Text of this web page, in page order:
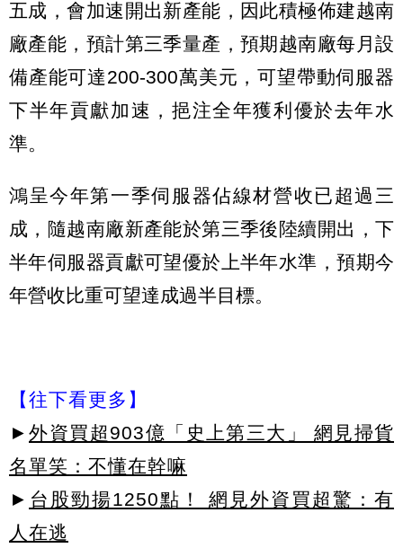
五成，會加速開出新產能，因此積極佈建越南
廠產能，預計第三季量產，預期越南廠每月設
備產能可達200-300萬美元，可望帶動伺服器
下半年貢獻加速，挹注全年獲利優於去年水
準。
鴻呈今年第一季伺服器佔線材營收已超過三
成，隨越南廠新產能於第三季後陸續開出，下
半年伺服器貢獻可望優於上半年水準，預期今
年營收比重可望達成過半目標。
【往下看更多】
► 外資買超903億「史上第三大」 網見掃貨
名單笑：不懂在幹嘛
► 台股勁揚1250點！ 網見外資買超驚：有
人在逃